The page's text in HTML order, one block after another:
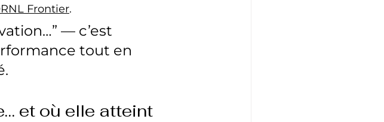
Frontier.
— c’est
tout en
et où elle atteint